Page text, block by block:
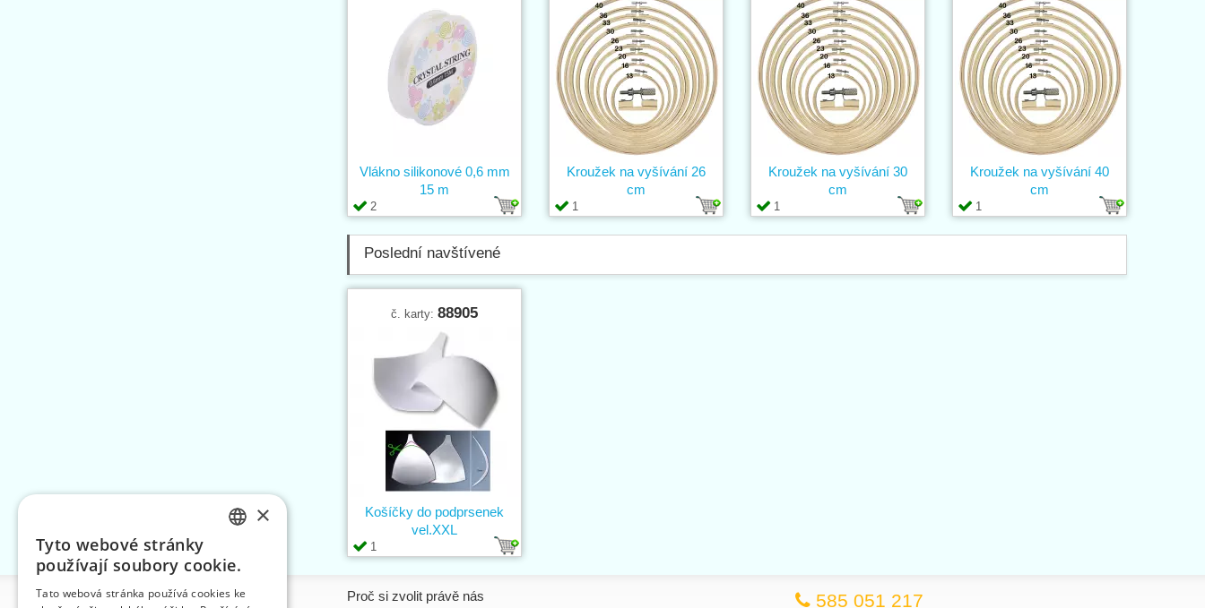
2
Vlákno silikonové 0,6 mm
15 m
1
Kroužek na vyšívání 26
cm
1
Kroužek na vyšívání 30
cm
1
Kroužek na vyšívání 40
cm
Poslední navštívené
č. karty: 88905
1
Košíčky do podprsenek
vel.XXL
Informace Proč si zvolit právě nás 585 051 217
×
Tyto webové stránky
používají soubory cookie.
Tato webová stránka používá cookies ke